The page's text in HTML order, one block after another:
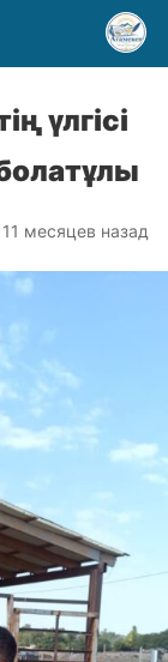
үлгісі
11 месяцев назад